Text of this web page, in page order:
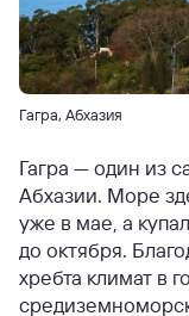
Гагра, Абхазия
Гагра — один из
Абхазии. Море
уже в мае, а
до октября.
хребта климат в